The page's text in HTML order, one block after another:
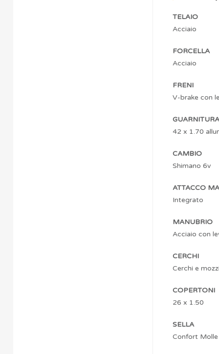
TELAIO
Acciaio
FORCELLA
Acciaio
FRENI
V-brake con
GUARNITURA
42 x 1.70
CAMBIO
Shimano 6v
ATTACCO
Integrato
MANUBRIO
Acciaio con
CERCHI
Cerchi e
COPERTONI
26 x 1.50
SELLA
Confort Molle